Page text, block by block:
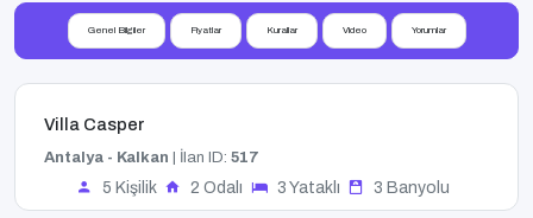
Genel Bilgiler Fiyatlar Kurallar Video Yorumlar
Villa Casper
Antalya - Kalkan | İlan ID: 517
5 Kişilik 2 Odalı 3 Yataklı 3 Banyolu